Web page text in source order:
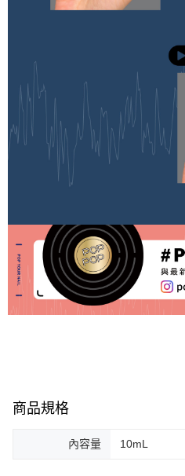
商品規格
內容量 10mL